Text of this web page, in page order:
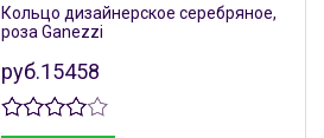
Кольцо дизайнерское серебряное,
роза Ganezzi
руб.15458